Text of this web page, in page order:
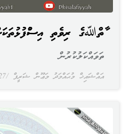
މާތްﷲގެ ރިވެތި
އައްޝައިޚް މުޙައްމަދު މަޢޫން ޝަރީފް 27
ތަވައްކަލުކުރުން